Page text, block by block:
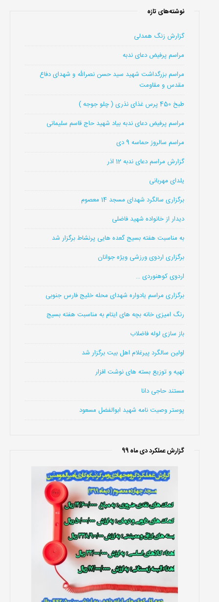
نوشته‌های تازه
گزارش زنگ همدلی
مراسم پرفیض دعای ندبه
مراسم بزرگداشت شهید سید حسن نصرالله و شهدای دفاع
مقدس و مقاومت
طبخ 450 پرس غذای نذری ( چلو جوجه )
مراسم پرفیض دعای ندبه بیاد شهید حاج قاسم سلیمانی
مراسم سالروز حماسه 9 دی
گزارش مراسم دعای ندبه 12 اذر
یلدای مهربانی
برگزاری سالگرد شهدای مسجد 14 معصوم
دیدار از خانواده شهید فاضلی
به مناسبت هفته بسیج گعده هایی پرنشاط برگزار شد
برگزاری اردوی ورزشی ویژه جوانان
اردوی کوهنوردی …
برگزاری مراسم یادواره شهدای محله خلیج فارس جنوبی
رنگ امیزی خانه بچه های ایتام به مناسبت هفته بسیج
باز سازی لوله فاضلاب
اولین سالگرد پیرغلام اهل بیت برگزار شد
تهیه و توزیع بسته های نوشت افزار
مستند حاجی دانا
پوستر وصیت نامه شهید ابوالفضل مسعود
گزارش عملکرد دی ماه 99